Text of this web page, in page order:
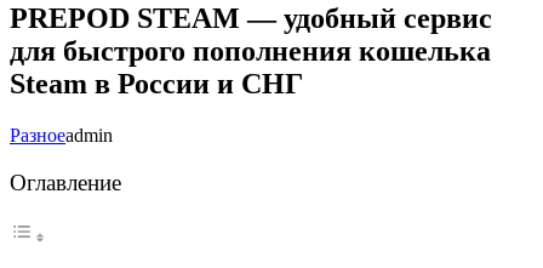
PREPOD STEAM — удобный сервис
для быстрого пополнения кошелька
Steam в России и СНГ
Разноеadmin
Оглавление